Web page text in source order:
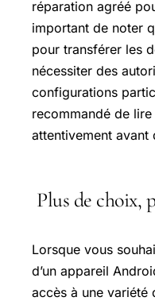
réparation agréé
important de noter
pour transférer les
nécessiter des
configurations
recommandé de
attentivement avant
Plus de choix,
Lorsque vous
d’un appareil
accès à une variété